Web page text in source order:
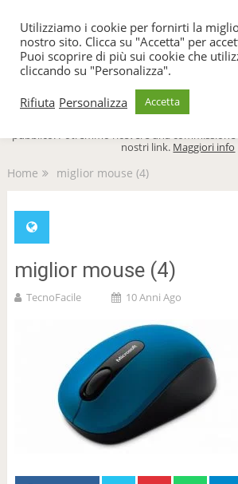
Menu
pubblico. Potremmo ricevere una
nostri link. Maggiori info
Home miglior mouse (4)
miglior mouse (4)
TecnoFacile 10 Anni Ago
Utilizziamo i cookie per fornirti la
nostro sito. Clicca su "Accetta" per
Puoi scoprire di più sui cookie che
cliccando su "Personalizza".
Rifiuta Personalizza Accetta